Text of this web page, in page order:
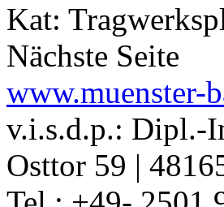
Kat:
Nächste Seite
www.muenster-
v.i.s.d.p.: Dipl.-
Osttor 59 |